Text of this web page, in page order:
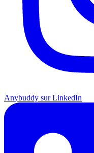
Anybuddy sur LinkedIn